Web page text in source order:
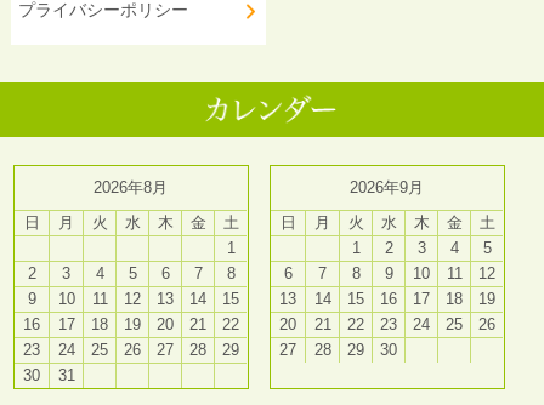
プライバシーポリシー
2026年8月
日
月 火 水 木 金
土
1
2
3 4 5 6 7
8
9
10 11 12 13 14
15
16
17 18 19 20 21
22
23
24 25 26 27 28
29
30
31
2026年9月
日
月 火 水 木 金
土
1
2 3 4
5
6
7 8 9 10 11
12
13
14 15 16 17 18
19
20
21 22 23 24 25
26
27
28 29 30